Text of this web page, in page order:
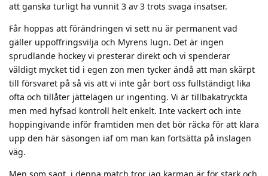
att ganska turligt ha vunnit 3 av 3 trots svaga insatser.
Får hoppas att förändringen vi sett nu är permanent vad
gäller uppoffringsvilja och Myrens lugn. Det är ingen
sprudlande hockey vi presterar direkt och vi spenderar
väldigt mycket tid i egen zon men tycker ändå att man skärpt
till försvaret på så vis att vi inte går bort oss fullständigt lika
ofta och tillåter jättelägen ur ingenting. Vi är tillbakatryckta
men med hyfsad kontroll helt enkelt. Inte vackert och inte
hoppingivande inför framtiden men det bör räcka för att klara
upp den här säsongen iaf om man kan fortsätta på inslagen
väg.